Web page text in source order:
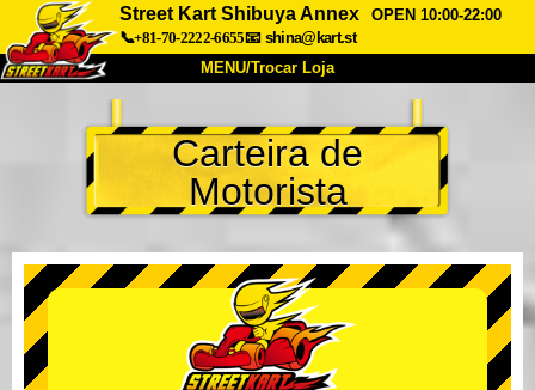
Street Kart Shibuya Annex
OPEN 10:00-22:00
📞+81-70-2222-6655📧 shina@kart.st
MENU/Trocar Loja
Sobre Especificações Preços
Acesso Opiniões FAQ
Trocar Loja
Tokyo Akihabara#1
Tokyo Akihabara#2
Carteira de
Motorista